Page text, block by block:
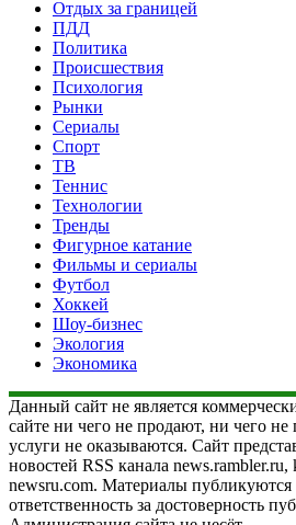
Отдых за границей
ПДД
Политика
Происшествия
Психология
Рынки
Сериалы
Спорт
ТВ
Теннис
Технологии
Тренды
Фигурное катание
Фильмы и сериалы
Футбол
Хоккей
Шоу-бизнес
Экология
Экономика
Данный сайт не является
сайте ни чего не продают, ни чего
услуги не оказываются. Сайт
новостей RSS канала news.rambler.ru,
newsru.com. Материалы публикуются
ответственность за достоверность